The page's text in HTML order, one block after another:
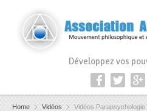
Développez vos
Home Vidéos Vidéos Parapsychologie